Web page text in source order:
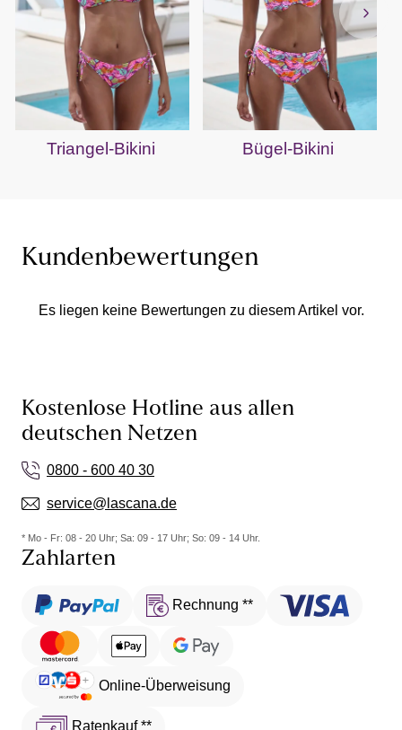
Triangel-Bikini Bügel-Bikini
Kundenbewertungen
Es liegen keine Bewertungen zu diesem Artikel vor.
Kostenlose Hotline aus allen
deutschen Netzen
0800 - 600 40 30
service@lascana.de
* Mo - Fr: 08 - 20 Uhr; Sa: 09 - 17 Uhr; So: 09 - 14 Uhr.
Zahlarten
Rechnung **
Online-Überweisung
Ratenkauf **